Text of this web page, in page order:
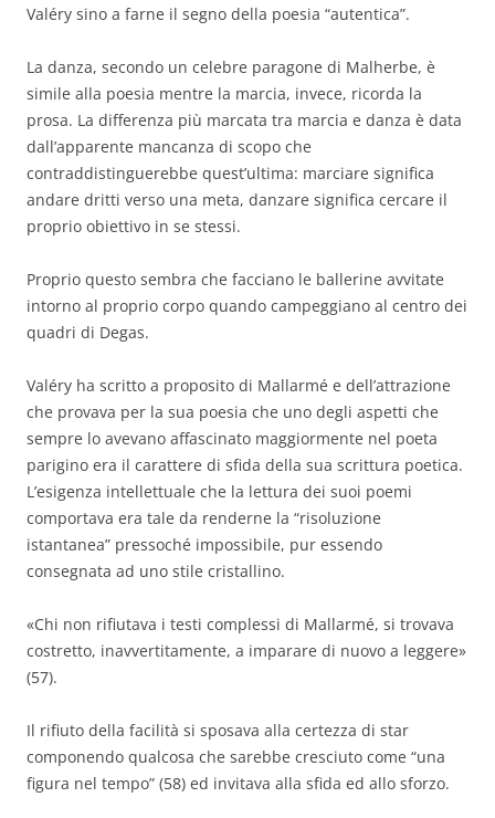
Valéry sino a farne il segno della poesia “autentica”.
La danza, secondo un celebre paragone di Malherbe, è
simile alla poesia mentre la marcia, invece, ricorda la
prosa. La differenza più marcata tra marcia e danza è data
dall’apparente mancanza di scopo che
contraddistinguerebbe quest’ultima: marciare significa
andare dritti verso una meta, danzare significa cercare il
proprio obiettivo in se stessi.
Proprio questo sembra che facciano le ballerine avvitate
intorno al proprio corpo quando campeggiano al centro dei
quadri di Degas.
Valéry ha scritto a proposito di Mallarmé e dell’attrazione
che provava per la sua poesia che uno degli aspetti che
sempre lo avevano affascinato maggiormente nel poeta
parigino era il carattere di sfida della sua scrittura poetica.
L’esigenza intellettuale che la lettura dei suoi poemi
comportava era tale da renderne la “risoluzione
istantanea” pressoché impossibile, pur essendo
consegnata ad uno stile cristallino.
«Chi non rifiutava i testi complessi di Mallarmé, si trovava
costretto, inavvertitamente, a imparare di nuovo a leggere»
(57).
Il rifiuto della facilità si sposava alla certezza di star
componendo qualcosa che sarebbe cresciuto come “una
figura nel tempo” (58) ed invitava alla sfida ed allo sforzo.